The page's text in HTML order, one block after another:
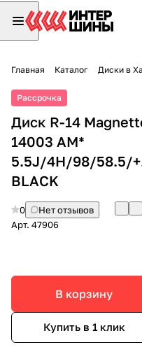
Главная Каталог Диски в
Рассрочка
Диск R-14
14003 AM*
5.5J/4H/98/58.5/
BLACK
0
Нет отзывов
Арт. 47906
В корзину
Купить в 1 клик